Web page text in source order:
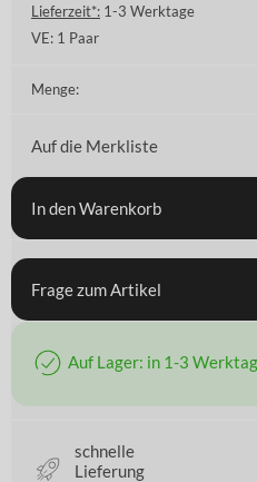
Lieferzeit*: 1-3 Werktage
VE: 1 Paar
Menge:
Auf die Merkliste
In den Warenkorb
Frage zum Artikel
Auf Lager: in 1-3
schnelle
Lieferung